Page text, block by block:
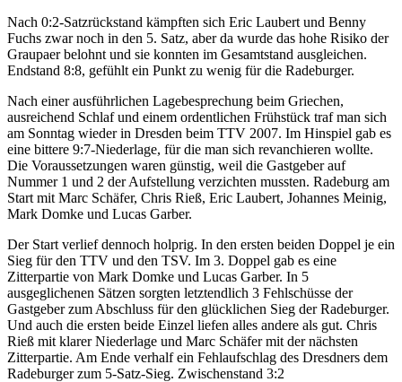
Nach 0:2-Satzrückstand kämpften sich Eric Laubert und Benny
Fuchs zwar noch in den 5. Satz, aber da wurde das hohe Risiko der
Graupaer belohnt und sie konnten im Gesamtstand ausgleichen.
Endstand 8:8, gefühlt ein Punkt zu wenig für die Radeburger.
Nach einer ausführlichen Lagebesprechung beim Griechen,
ausreichend Schlaf und einem ordentlichen Frühstück traf man sich
am Sonntag wieder in Dresden beim TTV 2007. Im Hinspiel gab es
eine bittere 9:7-Niederlage, für die man sich revanchieren wollte.
Die Voraussetzungen waren günstig, weil die Gastgeber auf
Nummer 1 und 2 der Aufstellung verzichten mussten. Radeburg am
Start mit Marc Schäfer, Chris Rieß, Eric Laubert, Johannes Meinig,
Mark Domke und Lucas Garber.
Der Start verlief dennoch holprig. In den ersten beiden Doppel je ein
Sieg für den TTV und den TSV. Im 3. Doppel gab es eine
Zitterpartie von Mark Domke und Lucas Garber. In 5
ausgeglichenen Sätzen sorgten letztendlich 3 Fehlschüsse der
Gastgeber zum Abschluss für den glücklichen Sieg der Radeburger.
Und auch die ersten beide Einzel liefen alles andere als gut. Chris
Rieß mit klarer Niederlage und Marc Schäfer mit der nächsten
Zitterpartie. Am Ende verhalf ein Fehlaufschlag des Dresdners dem
Radeburger zum 5-Satz-Sieg. Zwischenstand 3:2